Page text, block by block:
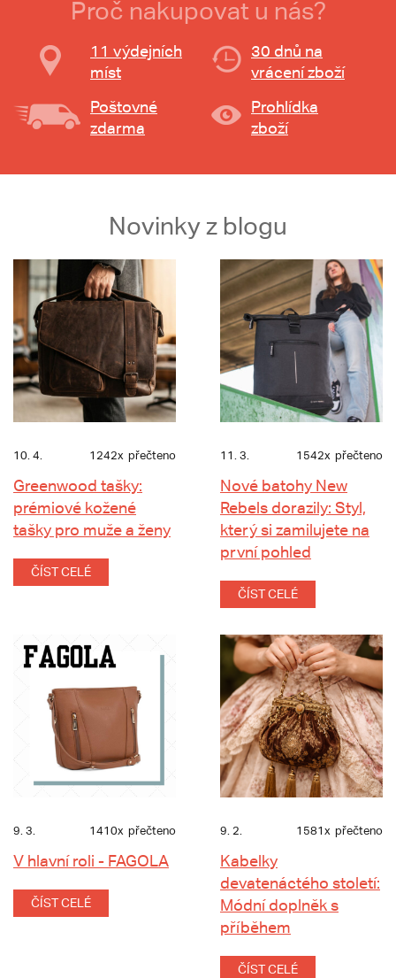
Proč nakupovat u nás?
11 výdejních
míst
30 dnů na
vrácení zboží
Poštovné
zdarma
Prohlídka
zboží
Novinky z blogu
10. 4. 1242x přečteno
Greenwood tašky:
prémiové kožené
tašky pro muže a ženy
ČÍST CELÉ
11. 3. 1542x přečteno
Nové batohy New
Rebels dorazily: Styl,
který si zamilujete na
první pohled
ČÍST CELÉ
9. 3. 1410x přečteno
V hlavní roli - FAGOLA
ČÍST CELÉ
9. 2. 1581x přečteno
Kabelky
devatenáctého století:
Módní doplněk s
příběhem
ČÍST CELÉ